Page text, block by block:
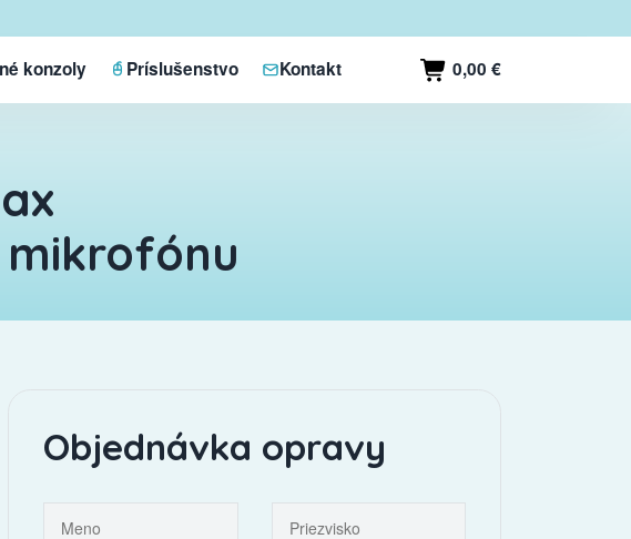
konzoly Príslušenstvo Kontakt 0,00 €
Objednávka opravy